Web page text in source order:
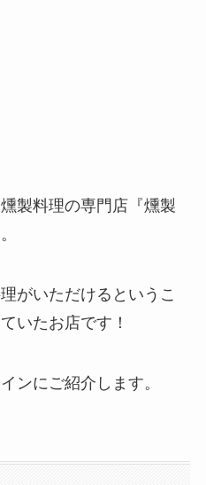
製料理の専門店『燻製
がいただけるというこ
いたお店です！
ンにご紹介します。